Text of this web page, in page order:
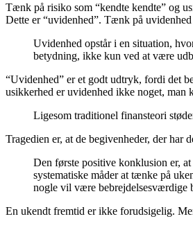
Tænk på risiko som “kendte kendte” og
Dette er “uvidenhed”. Tænk på
Uvidenhed opstår i en situation,
betydning, ikke kun ved at være
“Uvidenhed” er et godt udtryk, fordi det
usikkerhed er uvidenhed ikke noget, man
Ligesom traditionel finansteori
Tragedien er, at de begivenheder, der har
Den første positive konklusion er,
systematiske måder at tænke på
nogle vil være bebrejdelsesværdige
En ukendt fremtid er ikke forudsigelig.